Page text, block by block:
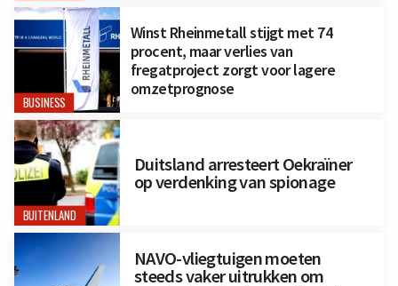
BUSINESS
Winst Rheinmetall stijgt met 74
procent, maar verlies van
fregatproject zorgt voor lagere
omzetprognose
BUITENLAND
Duitsland arresteert Oekraïner
op verdenking van spionage
NAVO-vliegtuigen moeten
steeds vaker uitrukken om